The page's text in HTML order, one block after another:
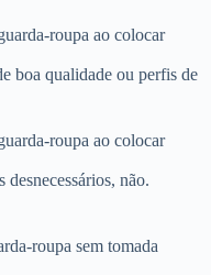
roupa ao colocar
boa qualidade ou perfis de
roupa ao colocar
desnecessários, não.
roupa sem tomada